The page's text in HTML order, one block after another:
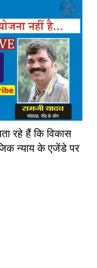
रहे हैं कि विकास
न्याय के एजेंडे पर